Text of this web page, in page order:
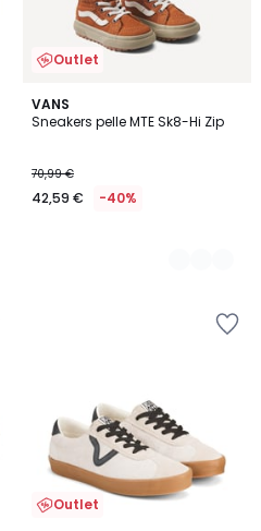
Outlet
VANS
Sneakers pelle MTE Sk8-Hi Zip
70,99 €
42,59 € -40%
2
Colori
Outlet